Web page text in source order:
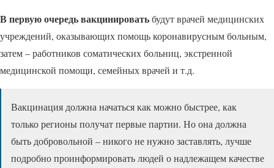
В первую очередь вакцинироватьбудут врачей медицинских
учреждений, оказывающих помощь коронавирусным больным,
затем – работников соматических больниц, экстренной
медицинской помощи, семейных врачей и т.д.
Вакцинация должна начаться как можно быстрее, как
только регионы получат первые партии. Но она должна
быть добровольной – никого не нужно заставлять, лучше
подробно проинформировать людей о надлежащем качестве